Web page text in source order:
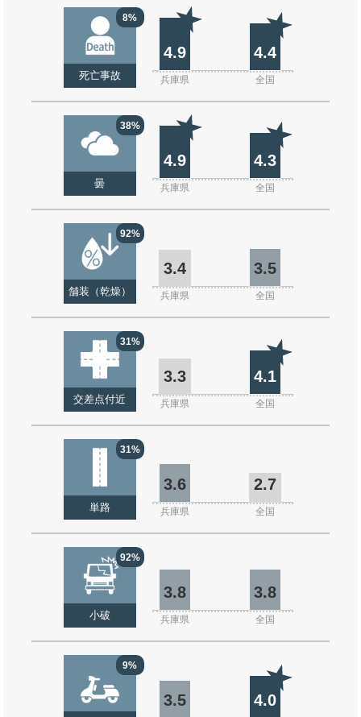
8%
死亡事故
4.9 4.4
兵庫県 全国
38%
曇
4.9 4.3
兵庫県 全国
92%
舗装（乾燥）
3.4 3.5
兵庫県 全国
31%
交差点付近
3.3 4.1
兵庫県 全国
31%
単路
3.6 2.7
兵庫県 全国
92%
小破
3.8 3.8
兵庫県 全国
9%
3.5 4.0